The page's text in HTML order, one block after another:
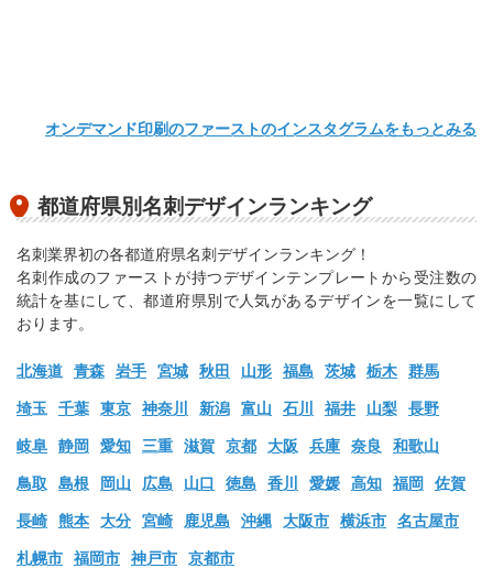
オンデマンド印刷のファーストのインスタグラムをもっとみる
都道府県別名刺デザインランキング
名刺業界初の各都道府県名刺デザインランキング！
名刺作成のファーストが持つデザインテンプレートから受注数の
統計を基にして、都道府県別で人気があるデザインを一覧にして
おります。
北海道 青森 岩手 宮城 秋田 山形 福島 茨城 栃木 群馬
埼玉 千葉 東京 神奈川 新潟 富山 石川 福井 山梨 長野
岐阜 静岡 愛知 三重 滋賀 京都 大阪 兵庫 奈良 和歌山
鳥取 島根 岡山 広島 山口 徳島 香川 愛媛 高知 福岡 佐賀
長崎 熊本 大分 宮崎 鹿児島 沖縄 大阪市 横浜市 名古屋市
札幌市 福岡市 神戸市 京都市